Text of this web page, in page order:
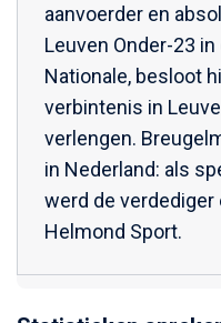
aanvoerder en
Leuven Onder-23
Nationale, besloot
verbintenis in
verlengen.
in Nederland: als
werd de verdediger
Helmond Sport.